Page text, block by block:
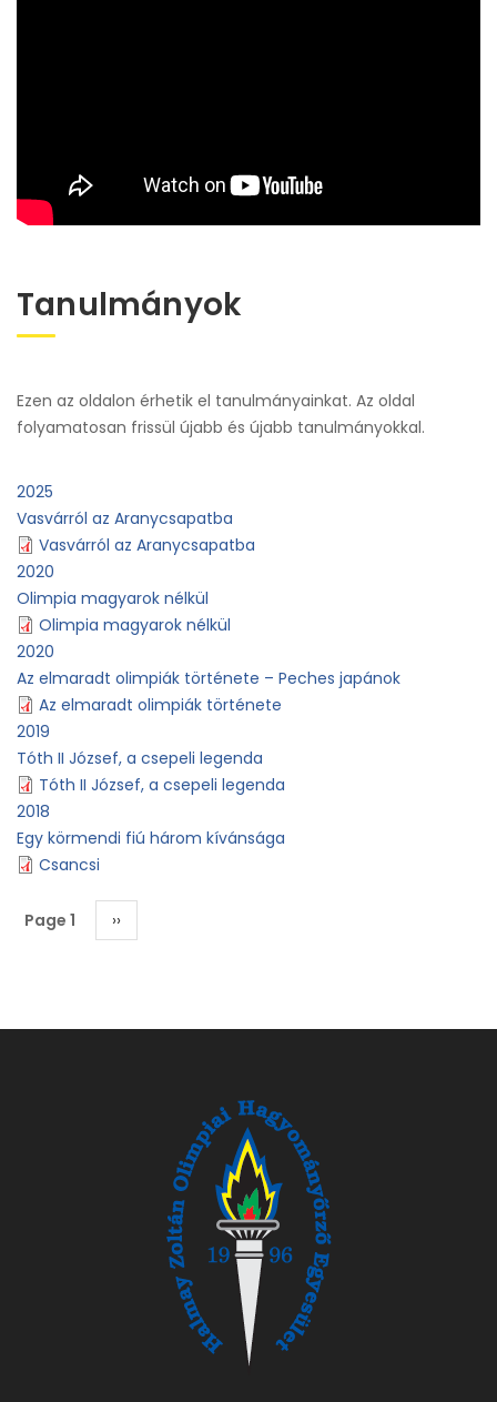
Tanulmányok
Ezen az oldalon érhetik el tanulmányainkat. Az oldal
folyamatosan frissül újabb és újabb tanulmányokkal.
2025
Vasvárról az Aranycsapatba
Vasvárról az Aranycsapatba
2020
Olimpia magyarok nélkül
Olimpia magyarok nélkül
2020
Az elmaradt olimpiák története – Peches japánok
Az elmaradt olimpiák története
2019
Tóth II József, a csepeli legenda
Tóth II József, a csepeli legenda
2018
Egy körmendi fiú három kívánsága
Csancsi
Pagination
Page 1
Next
page
››